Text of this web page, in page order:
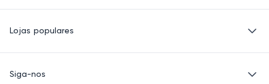
Quem Somos
Roupas
Saúde e beleza
Produtos para crianças
Lojas populares
Carrefour
Siga-nos